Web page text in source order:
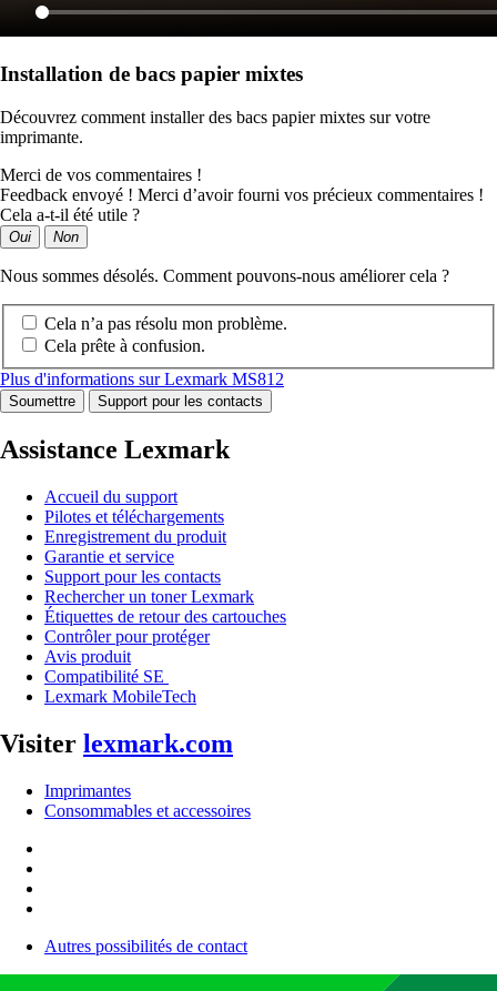
Installation de bacs papier mixtes
Découvrez comment installer des bacs papier mixtes sur votre
imprimante.
Merci de vos commentaires !
Feedback envoyé ! Merci d’avoir fourni vos précieux commentaires !
Cela a-t-il été utile ?
Oui Non
Nous sommes désolés. Comment pouvons-nous améliorer cela ?
Cela n’a pas résolu mon problème.
Cela prête à confusion.
Plus d'informations sur Lexmark MS812
Soumettre Support pour les contacts
Assistance Lexmark
Accueil du support
Pilotes et téléchargements
Enregistrement du produit
Garantie et service
Support pour les contacts
Rechercher un toner Lexmark
Étiquettes de retour des cartouches
Contrôler pour protéger
Avis produit
Compatibilité SE
Lexmark MobileTech
Visiter lexmark.com
Imprimantes
Consommables et accessoires
Autres possibilités de contact